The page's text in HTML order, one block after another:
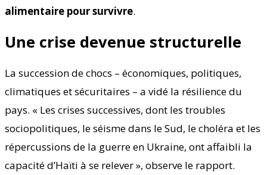
alimentaire pour survivre.
Une crise devenue structurelle
La succession de chocs – économiques, politiques,
climatiques et sécuritaires – a vidé la résilience du
pays. « Les crises successives, dont les troubles
sociopolitiques, le séisme dans le Sud, le choléra et les
répercussions de la guerre en Ukraine, ont affaibli la
capacité d’Haïti à se relever », observe le rapport.